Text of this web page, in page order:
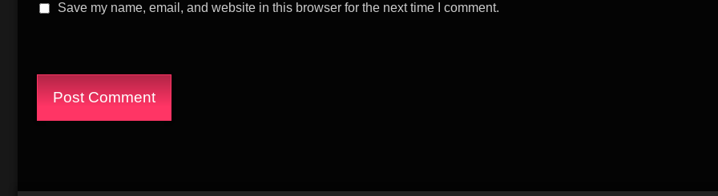
Save my name, email, and website in this browser for the next time I comment.